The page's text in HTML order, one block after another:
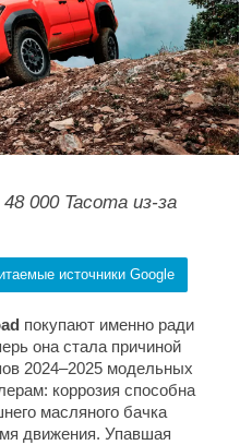
000 Tacoma из-за
источники Google
покупают именно ради
она стала причиной
2024–2025 модельных
коррозия способна
масляного бачка
движения. Упавшая